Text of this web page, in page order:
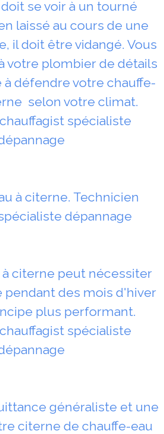
se voir à un tourné
laissé au cours de une
il doit être vidangé. Vous
votre plombier de détails
à défendre votre chauffe-
selon votre climat.
spécialiste
à citerne. Technicien
dépannage
citerne peut nécessiter
pendant des mois d'hiver
plus performant.
spécialiste
généraliste et une
citerne de chauffe-eau